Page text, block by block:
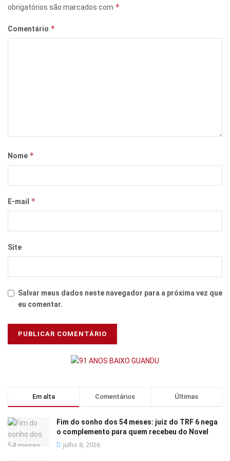
obrigatórios são marcados com *
Comentário *
Nome *
E-mail *
Site
Salvar meus dados neste navegador para a próxima vez que
eu comentar.
Em alta Comentários Últimas
Fim do sonho dos 54 meses: juiz do TRF 6 nega
o complemento para quem recebeu do Novel
julho 8, 2026